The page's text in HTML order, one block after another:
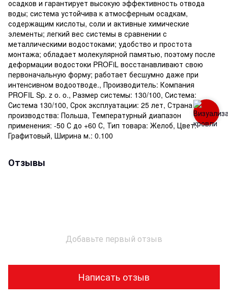
осадков и гарантирует высокую эффективность отвода
воды; система устойчива к атмосферным осадкам,
содержащим кислоты, соли и активные химические
элементы; легкий вес системы в сравнении с
металлическими водостоками; удобство и простота
монтажа; обладает молекулярной памятью, поэтому после
деформации водостоки PROFiL восстанавливают свою
первоначальную форму; работает бесшумно даже при
интенсивном водоотводе., Производитель: Компания
PROFIL Sp. z o. o., Размер системы: 130/100, Система:
Система 130/100, Срок эксплуатации: 25 лет, Страна
производства: Польша, Температурный диапазон
применения: -50 С до +60 С, Тип товара: Желоб, Цвет:
Графитовый, Ширина м.: 0.100
Отзывы
Добавьте первый отзыв
Написать отзыв